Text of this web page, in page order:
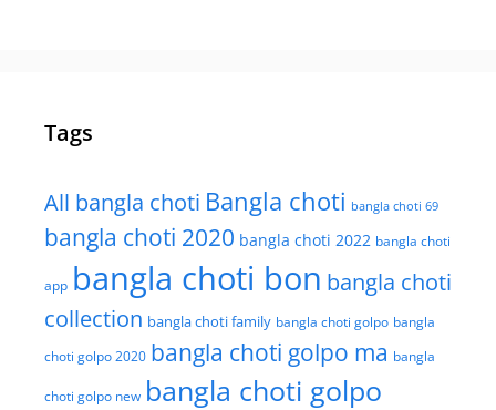
Tags
All bangla choti Bangla choti bangla choti 69
bangla choti 2020 bangla choti 2022 bangla choti
app bangla choti bon bangla choti
collection bangla choti family bangla choti golpo bangla
choti golpo 2020 bangla choti golpo ma bangla
choti golpo new bangla choti golpo